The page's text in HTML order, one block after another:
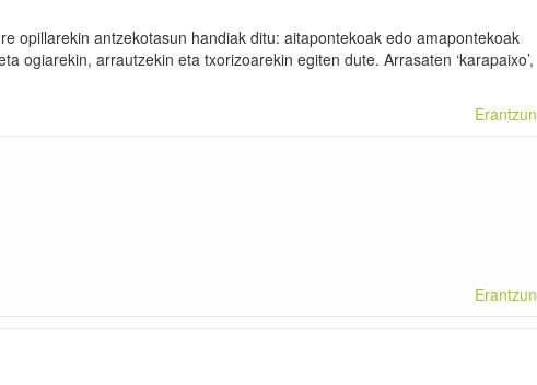
opillarekin antzekotasun handiak ditu: aitapontekoak edo amapontekoak
ogiarekin, arrautzekin eta txorizoarekin egiten dute. Arrasaten ‘karapaixo’,
Erantzun
Erantzun